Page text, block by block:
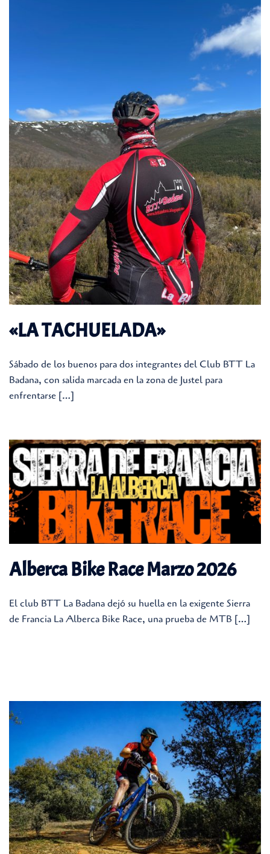
«LA TACHUELADA»
Sábado de los buenos para dos integrantes del Club BTT La
Badana, con salida marcada en la zona de Justel para
enfrentarse […]
Alberca Bike Race Marzo 2026
El club BTT La Badana dejó su huella en la exigente Sierra
de Francia La Alberca Bike Race, una prueba de MTB […]